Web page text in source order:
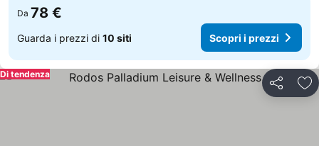
Da 78 €
Guarda i prezzi di 10 siti Scopri i prezzi
Condividi
Di tendenza